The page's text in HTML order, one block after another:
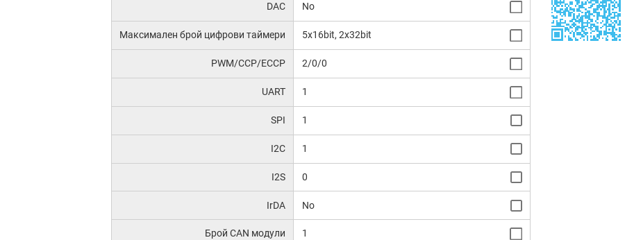
DAC No
Максимален брой цифрови таймери 5x16bit, 2x32bit
PWM/CCP/ECCP 2/0/0
UART 1
SPI 1
I2C 1
I2S 0
IrDA No
Брой CAN модули 1